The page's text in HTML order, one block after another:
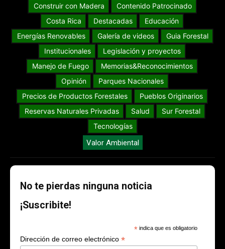
Construir con Madera
Contenido Patrocinado
Costa Rica
Destacadas
Educación
Energías Renovables
Galería de videos
Guia Forestal
Institucionales
Legislación y proyectos
Manejo de Fuego
Memorias&Reconocimientos
Opinión
Parques Nacionales
Precios de Productos Forestales
Pueblos Originarios
Reservas Naturales Privadas
Salud
Sur Forestal
Tecnologías
Valor Ambiental
No te pierdas ninguna noticia
¡Suscribite!
* indica que es obligatorio
Dirección de correo electrónico *